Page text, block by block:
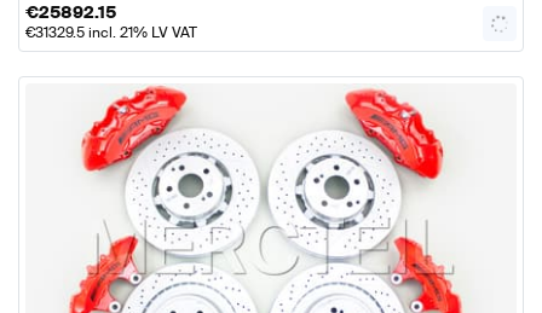
€25892.15
€31329.5incl. 21% LV VAT